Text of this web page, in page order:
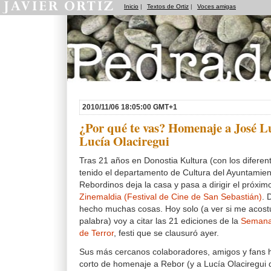
Inicio | Textos de Ortiz | Voces amigas
2010/11/06 18:05:00 GMT+1
¿Por qué te vas? Homenaje a José
Lucía Olaciregui
Tras 21 años en Donostia Kultura (con los
tenido el departamento de Cultura del
Rebordinos deja la casa y pasa a dirigir el
Zinemaldia (Festival de Cine de San Sebastián) .
hecho muchas cosas. Hoy solo (a ver si me
palabra) voy a citar las 21 ediciones de la
de Terror, festi que se clausuró ayer.
Sus más cercanos colaboradores, amigos y fans
corto de homenaje a Rebor (y a Lucía Olaciregui